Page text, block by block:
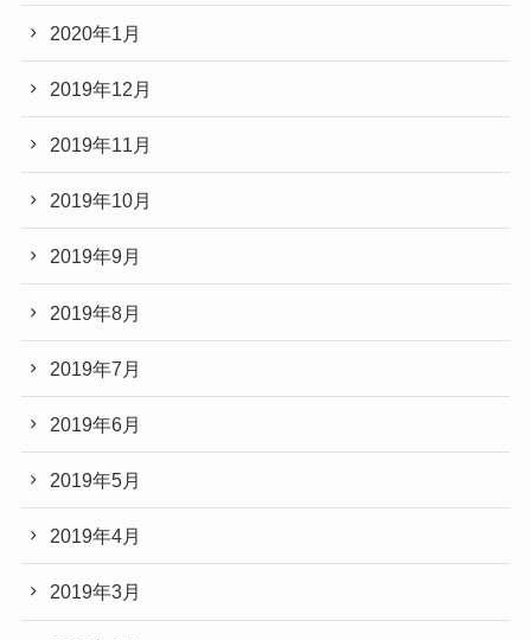
2020年1月
2019年12月
2019年11月
2019年10月
2019年9月
2019年8月
2019年7月
2019年6月
2019年5月
2019年4月
2019年3月